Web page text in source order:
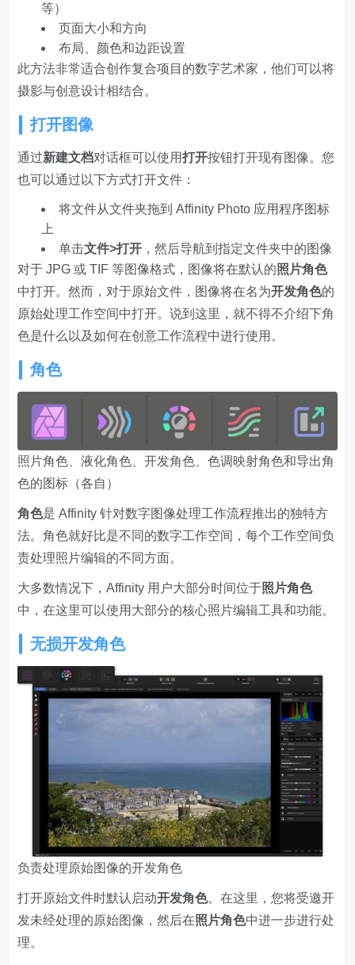
等）
页面大小和方向
布局、颜色和边距设置
此方法非常适合创作复合项目的数字艺术家，他们可以将
摄影与创意设计相结合。
打开图像
通过新建文档对话框可以使用打开按钮打开现有图像。您
也可以通过以下方式打开文件：
将文件从文件夹拖到 Affinity Photo 应用程序图标
上
单击文件>打开 ，然后导航到指定文件夹中的图像
对于 JPG 或 TIF 等图像格式，图像将在默认的照片角色
中打开。然而，对于原始文件，图像将在名为开发角色的
原始处理工作空间中打开。说到这里，就不得不介绍下角
色是什么以及如何在创意工作流程中进行使用。
角色
照片角色、液化角色、开发角色、色调映射角色和导出角
色的图标（各自）
角色是 Affinity 针对数字图像处理工作流程推出的独特方
法。角色就好比是不同的数字工作空间，每个工作空间负
责处理照片编辑的不同方面。
大多数情况下，Affinity 用户大部分时间位于照片角色
中，在这里可以使用大部分的核心照片编辑工具和功能。
无损开发角色
负责处理原始图像的开发角色
打开原始文件时默认启动开发角色。在这里，您将受邀开
发未经处理的原始图像，然后在照片角色中进一步进行处
理。